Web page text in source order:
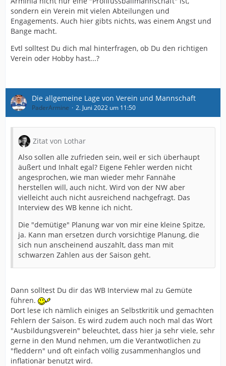
sondern ein Verein mit vielen Abteilungen und
Engagements. Auch hier gibts nichts, was einem Angst und
Bange macht.
Evtl solltest Du dich mal hinterfragen, ob Du den richtigen
Verein oder Hobby hast...?
Die allgemeine Lage von Verein und Mannschaft
PaderArmine 2. Juni 2022 um 11:50
Zitat von Lothar
Also sollen alle zufrieden sein, weil er sich überhaupt
äußert und Inhalt egal? Eigene Fehler werden nicht
angesprochen, wie man wieder mehr Fannähe
herstellen will, auch nicht. Wird von der NW aber
vielleicht auch nicht ausreichend nachgefragt. Das
Interview des WB kenne ich nicht.
Die "demütige" Planung war von mir eine kleine Spitze,
ja. Kann man ersetzen durch vorsichtige Planung, die
sich nun anscheinend auszahlt, dass man mit
schwarzen Zahlen aus der Saison geht.
Dann solltest Du dir das WB Interview mal zu Gemüte
führen.
Dort lese ich nämlich einiges an Selbstkritik und gemachten
Fehlern der Saison. Es wird zudem auch noch mal das Wort
"Ausbildungsverein" beleuchtet, dass hier ja sehr viele, sehr
gerne in den Mund nehmen, um die Verantwotlichen zu
"fleddern" und oft einfach völlig zusammenhanglos und
inflationär benutzt wird.